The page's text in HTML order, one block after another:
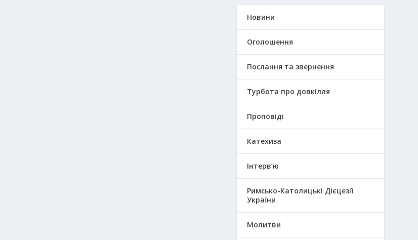
Новини
Оголошення
Послання та звернення
Турбота про довкілля
Проповіді
Катехиза
Інтерв’ю
Римсько-Католицькі Дієцезії
України
Молитви